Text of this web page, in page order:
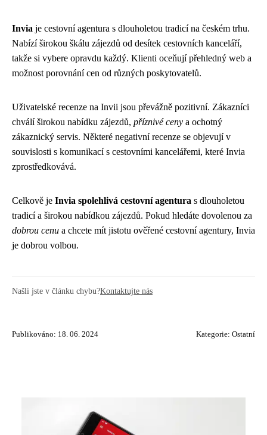
Invia je cestovní agentura s dlouholetou tradicí na českém trhu.
Nabízí širokou škálu zájezdů od desítek cestovních kanceláří,
takže si vybere opravdu každý. Klienti oceňují přehledný web a
možnost porovnání cen od různých poskytovatelů.
Uživatelské recenze na Invii jsou převážně pozitivní. Zákazníci
chválí širokou nabídku zájezdů, příznivé ceny a ochotný
zákaznický servis. Některé negativní recenze se objevují v
souvislosti s komunikací s cestovními kancelářemi, které Invia
zprostředkovává.
Celkově je Invia spolehlivá cestovní agentura s dlouholetou
tradicí a širokou nabídkou zájezdů. Pokud hledáte dovolenou za
dobrou cenu a chcete mít jistotu ověřené cestovní agentury, Invia
je dobrou volbou.
Našli jste v článku chybu?Kontaktujte nás
Publikováno: 18. 06. 2024 Kategorie: Ostatní